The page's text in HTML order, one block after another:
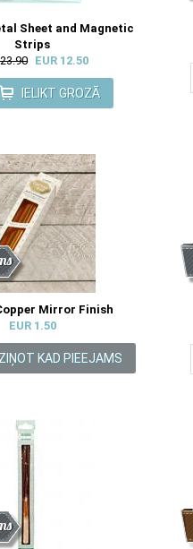
Sheet and Magnetic
Strips
EUR 12.50
Mirror Finish
EUR 1.50